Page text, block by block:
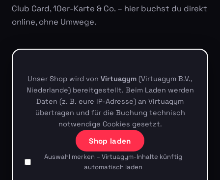
Club Card, 10er-Karte & Co. – hier buchst du direkt
online, ohne Umwege.
Unser Shop wird von Virtuagym (Virtuagym B.V.,
Niederlande) bereitgestellt. Beim Laden werden
Daten (z. B. eure IP-Adresse) an Virtuagym
übertragen und für die Buchung technisch
notwendige Cookies gesetzt.
Shop laden
Auswahl merken – Virtuagym-Inhalte künftig
automatisch laden